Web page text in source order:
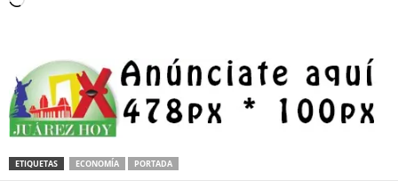
ETIQUETAS ECONOMÍA PORTADA